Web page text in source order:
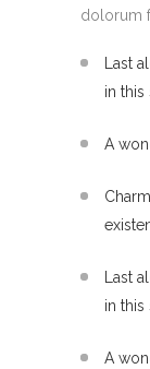
dolorum
Last
in this
A
Last
in this
A